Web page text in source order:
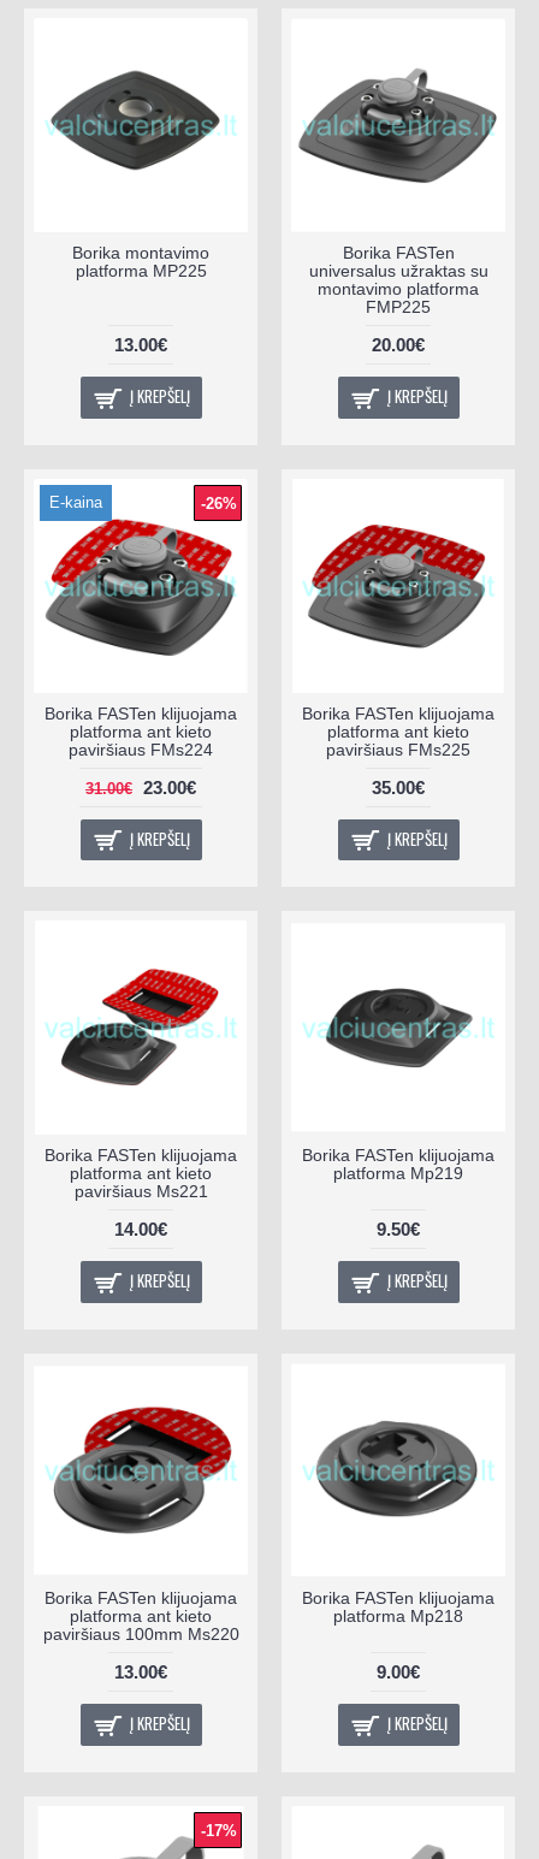
Borika montavimo
platforma MP225
13.00€
Į KREPŠELĮ
Borika FASTen
universalus užraktas su
montavimo platforma
FMP225
20.00€
Į KREPŠELĮ
-26%
E-kaina
Borika FASTen klijuojama
platforma ant kieto
paviršiaus FMs224
31.00€ 23.00€
Į KREPŠELĮ
Borika FASTen klijuojama
platforma ant kieto
paviršiaus FMs225
35.00€
Į KREPŠELĮ
Borika FASTen klijuojama
platforma ant kieto
paviršiaus Ms221
14.00€
Į KREPŠELĮ
Borika FASTen klijuojama
platforma Mp219
9.50€
Į KREPŠELĮ
Borika FASTen klijuojama
platforma ant kieto
paviršiaus 100mm Ms220
13.00€
Į KREPŠELĮ
Borika FASTen klijuojama
platforma Mp218
9.00€
Į KREPŠELĮ
-17%